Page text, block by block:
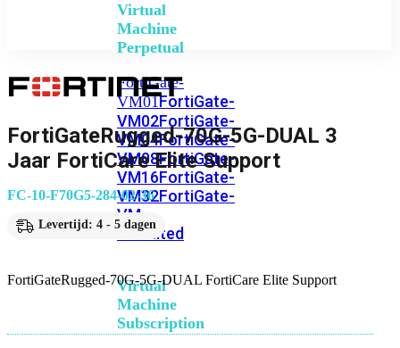
Virtual
Machine
Perpetual
FortiGate-
VM01FortiGate-
VM02FortiGate-
VM04FortiGate-
VM08FortiGate-
VM16FortiGate-
VM32FortiGate-
VM
Unlimited
Virtual
Machine
Subscription
FortiGateRugged-70G-5G-DUAL 3
Jaar FortiCare Elite Support
FC-10-F70G5-284-02-36
Levertijd: 4 - 5 dagen
FortiGateRugged-70G-5G-DUAL FortiCare Elite Support